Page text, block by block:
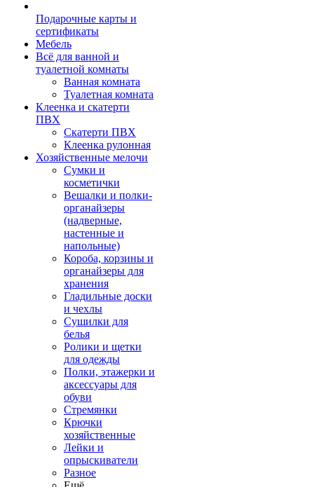
Подарочные карты и
сертификаты
Мебель
Всё для ванной и
туалетной комнаты
Ванная комната
Туалетная комната
Клеенка и скатерти
ПВХ
Скатерти ПВХ
Клеенка рулонная
Хозяйственные мелочи
Сумки и
косметички
Вешалки и полки-
органайзеры
(надверные,
настенные и
напольные)
Короба, корзины и
органайзеры для
хранения
Гладильные доски
и чехлы
Сушилки для
белья
Ролики и щетки
для одежды
Полки, этажерки и
аксессуары для
обуви
Стремянки
Крючки
хозяйственные
Лейки и
опрыскиватели
Разное